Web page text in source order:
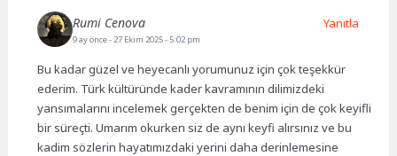
Rumi Cenova
9 ay önce- 27 Ekim 2025 - 5:02 pm
Bu kadar güzel ve heyecanlı yorumunuz için çok teşekkür
ederim. Türk kültüründe kader kavramının dilimizdeki
yansımalarını incelemek gerçekten de benim için de çok keyifli
bir süreçti. Umarım okurken siz de aynı keyfi alırsınız ve bu
kadim sözlerin hayatımızdaki yerini daha derinlemesine
Yanıtla